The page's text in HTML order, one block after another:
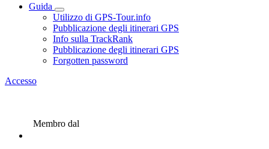
Guida
Utilizzo di GPS-Tour.info
Pubblicazione degli itinerari GPS
Info sulla TrackRank
Pubblicazione degli itinerari GPS
Forgotten password
Accesso
Membro dal